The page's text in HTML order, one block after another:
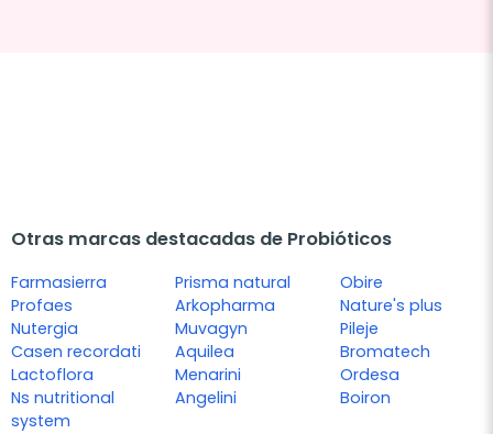
Otras marcas destacadas de Probióticos
Farmasierra
Profaes
Nutergia
Casen recordati
Lactoflora
Ns nutritional
system
Prisma natural
Arkopharma
Muvagyn
Aquilea
Menarini
Angelini
Obire
Nature's plus
Pileje
Bromatech
Ordesa
Boiron